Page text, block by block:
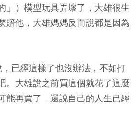
」）模型玩具弄壞了，大雄很生
賠他，大雄媽媽反而說都是因為
已經這樣了也沒辦法，不如打
。大雄說之前買這個就花了這麼
能再買了，還說自己的人生已經